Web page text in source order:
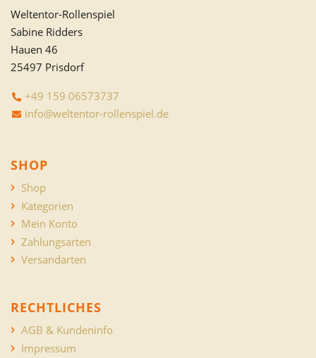
Weltentor-Rollenspiel
Sabine Ridders
Hauen 46
25497 Prisdorf
+49 159 06573737
info@weltentor-rollenspiel.de
SHOP
Shop
Kategorien
Mein Konto
Zahlungsarten
Versandarten
RECHTLICHES
AGB & Kundeninfo
Impressum